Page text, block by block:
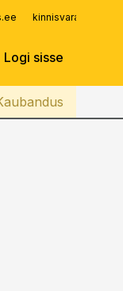
Logi sisse